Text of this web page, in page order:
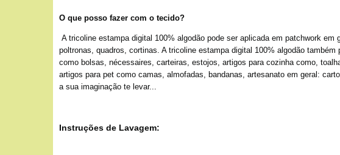
O que posso fazer com o tecido?
A tricoline estampa digital 100% algodão pode ser aplicada em patchwork
poltronas, quadros, cortinas. A tricoline estampa digital 100% algodão
como bolsas, nécessaires, carteiras, estojos, artigos para cozinha como,
artigos para pet como camas, almofadas, bandanas, artesanato em geral:
a sua imaginação te levar...
Instruções de Lavagem: